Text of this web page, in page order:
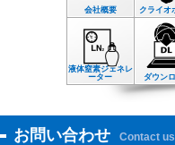
会社概要 クライオ
液体窒素ジェネレ
ーター
ダウン
お問い合わせ Contact us